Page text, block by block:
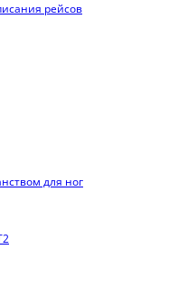
рейсов
для ног